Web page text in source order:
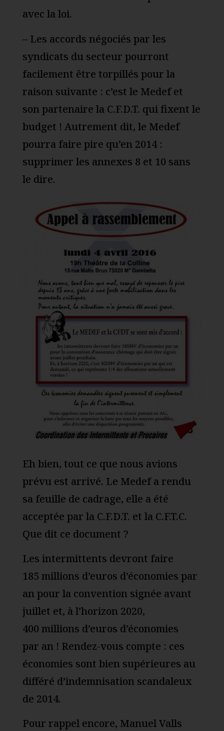
avec la loi.
– Les accords négociés par les
syndicats du secteur pourront
facilement être torpillés pour la
raison suivante : c’est le Medef et
son partenaire la C.F.D.T. qui fixent le
budget ! Autrement dit, le Medef
pourra faire pire qu’en 2014 :
supprimer les annexes 8 et 10 sans
le dire.
Eh bien, tout ce que nous avions
prévu est arrivé. Le Medef a rendu
sa feuille de cadrage, elle a été
acceptée par la C.F.D.T. et la C.F.T.C.
Que dit ce document ?
Les intermittents devront faire
185 millions d’euros d’économies par
an pour la convention signée avant
juillet et, à l’horizon 2020,
400 millions d’euros d’économies
par an ! Rendez-vous compte : ces
économies sont bien supérieures au
différé d’indemnisation scandaleux
de 2014.
Pour rappel encore, Manuel Valls